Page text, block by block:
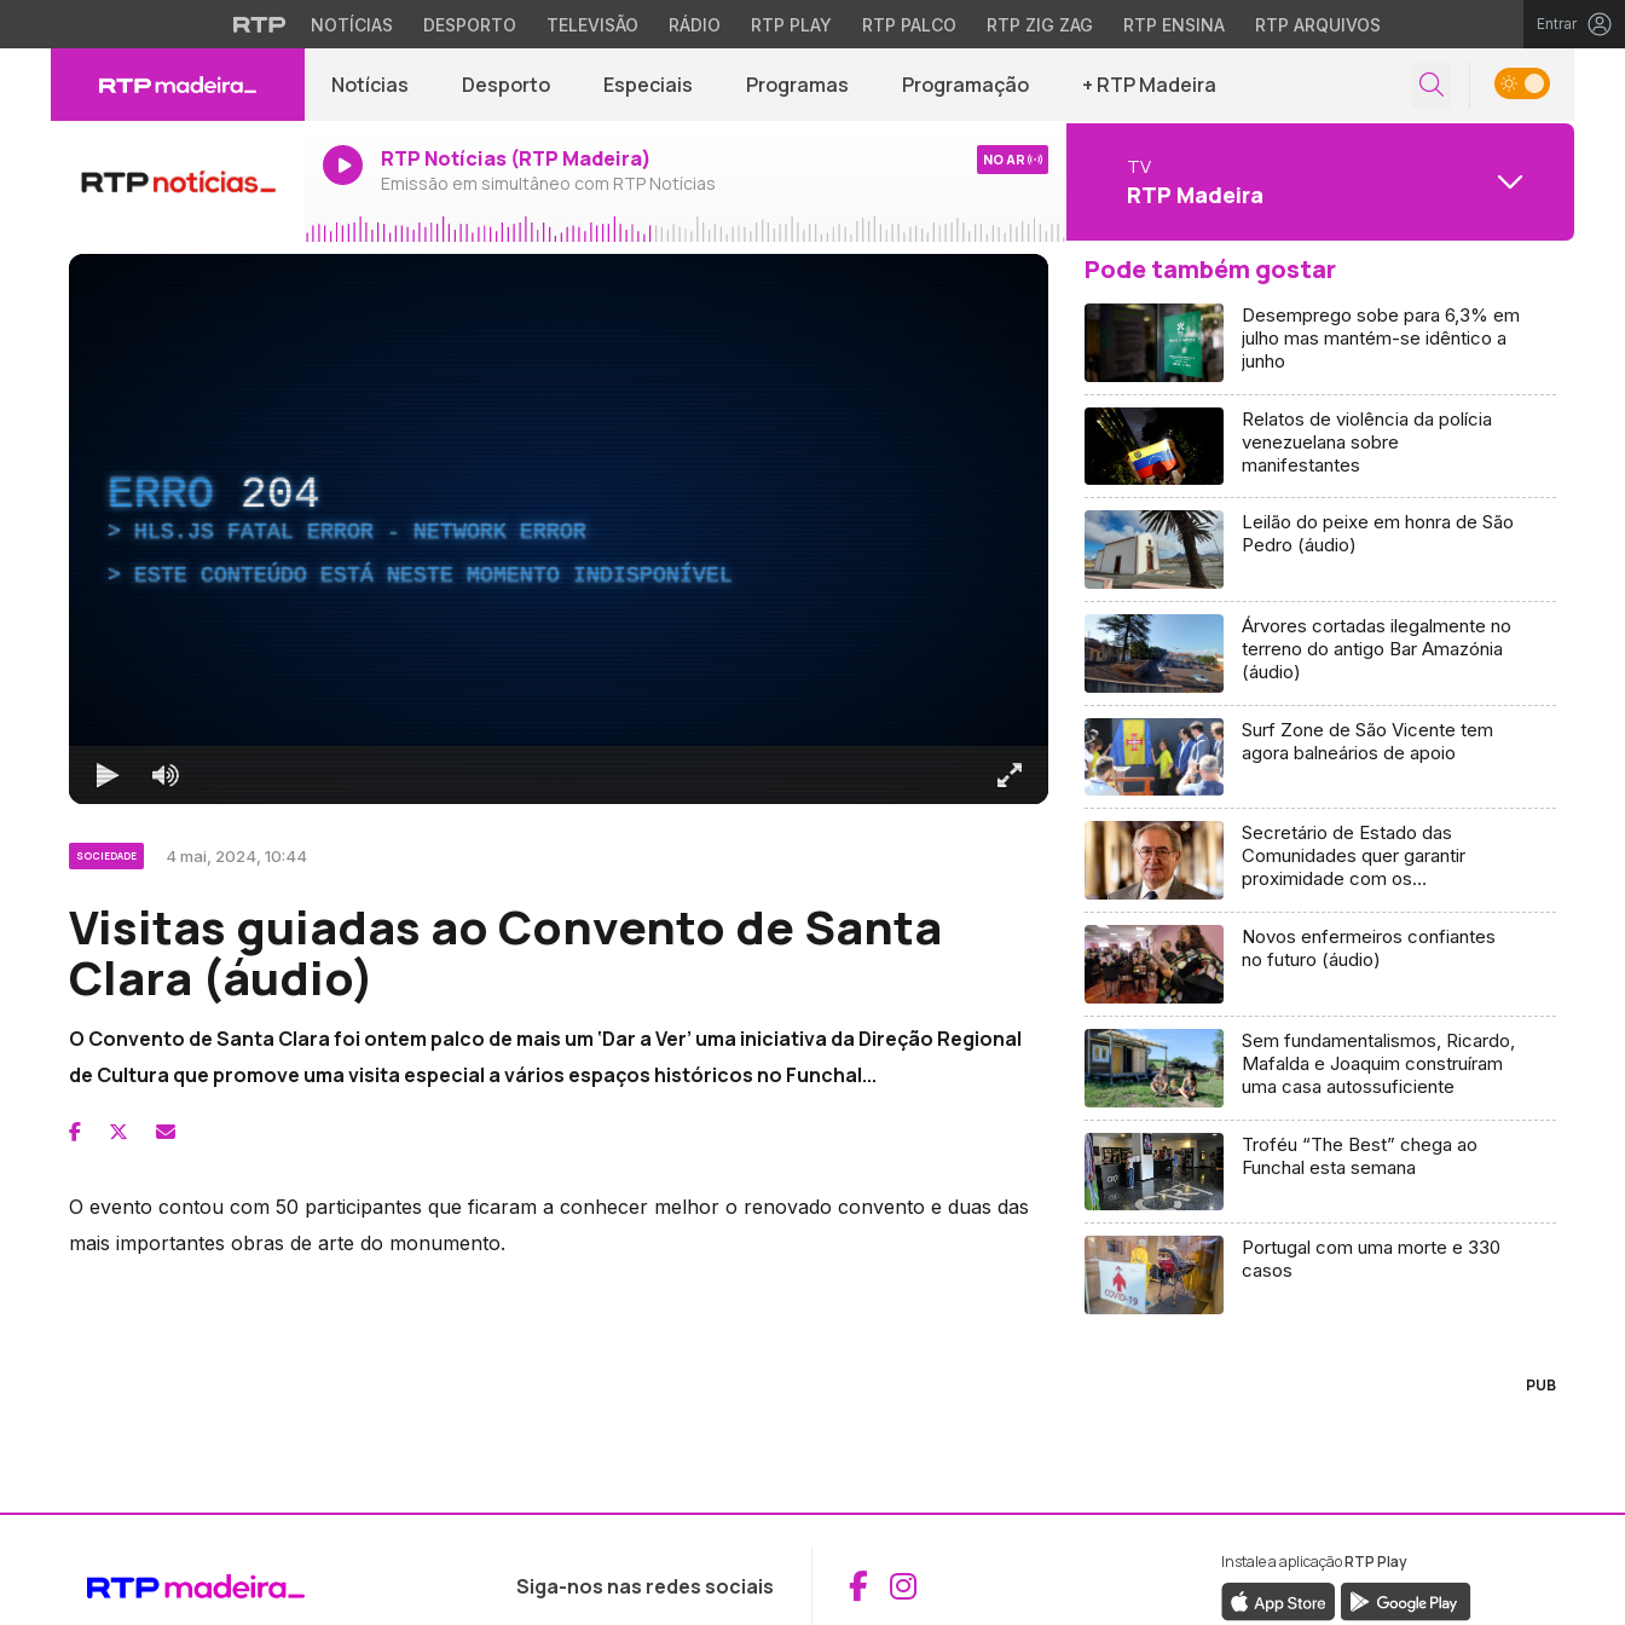
NOTÍCIAS DESPORTO TELEVISÃO RÁDIO RTP PLAY RTP PALCO RTP ZIG ZAG RTP ENSINA RTP ARQUIVOS Entrar
Notícias Desporto Especiais Programas Programação + RTP Madeira
RTP Notícias (RTP Madeira)
Emissão em simultâneo com RTP Notícias
NO AR TV
RTP Madeira
ERRO 204
HLS.JS FATAL ERROR - NETWORK ERROR
ESTE CONTEÚDO ESTÁ NESTE MOMENTO INDISPONÍVEL
SOCIEDADE 4 mai, 2024, 10:44
Visitas guiadas ao Convento de Santa
Clara (áudio)
O Convento de Santa Clara foi ontem palco de mais um ‘Dar a Ver’ uma iniciativa da Direção Regional
de Cultura que promove uma visita especial a vários espaços históricos no Funchal...
O evento contou com 50 participantes que ficaram a conhecer melhor o renovado convento e duas das
mais importantes obras de arte do monumento.
Pode também gostar
Desemprego sobe para 6,3% em
julho mas mantém-se idêntico a
junho
Relatos de violência da polícia
venezuelana sobre
manifestantes
Leilão do peixe em honra de São
Pedro (áudio)
Árvores cortadas ilegalmente no
terreno do antigo Bar Amazónia
(áudio)
Surf Zone de São Vicente tem
agora balneários de apoio
Secretário de Estado das
Comunidades quer garantir
proximidade com os
(áudio)
Novos enfermeiros confiantes
no futuro (áudio)
Sem fundamentalismos, Ricardo,
Mafalda e Joaquim construíram
uma casa autossuficiente
Troféu “The Best” chega ao
Funchal esta semana
Portugal com uma morte e 330
casos
PUB
Siga-nos nas redes sociais Aceder ao Facebook da RTP Madeira
Aceder ao Instagram da RTP Madeira
Instale a aplicaçãoRTP Play